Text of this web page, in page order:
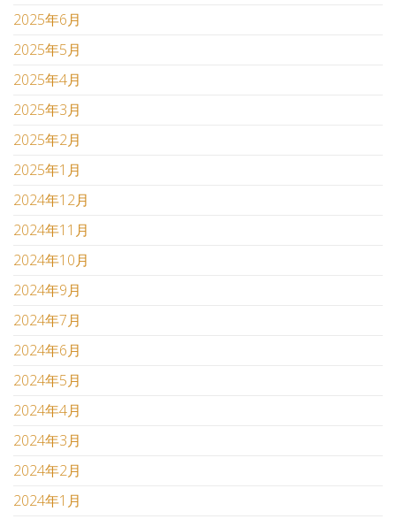
2025年6月
2025年5月
2025年4月
2025年3月
2025年2月
2025年1月
2024年12月
2024年11月
2024年10月
2024年9月
2024年7月
2024年6月
2024年5月
2024年4月
2024年3月
2024年2月
2024年1月